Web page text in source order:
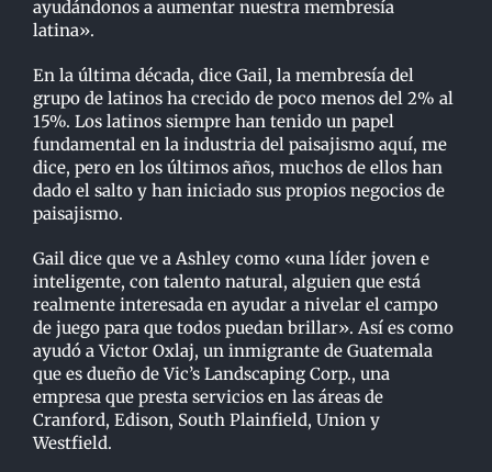
ayudándonos a aumentar nuestra membresía
latina».
En la última década, dice Gail, la membresía del
grupo de latinos ha crecido de poco menos del 2% al
15%. Los latinos siempre han tenido un papel
fundamental en la industria del paisajismo aquí, me
dice, pero en los últimos años, muchos de ellos han
dado el salto y han iniciado sus propios negocios de
paisajismo.
Gail dice que ve a Ashley como «una líder joven e
inteligente, con talento natural, alguien que está
realmente interesada en ayudar a nivelar el campo
de juego para que todos puedan brillar». Así es como
ayudó a Victor Oxlaj, un inmigrante de Guatemala
que es dueño de Vic’s Landscaping Corp., una
empresa que presta servicios en las áreas de
Cranford, Edison, South Plainfield, Union y
Westfield.